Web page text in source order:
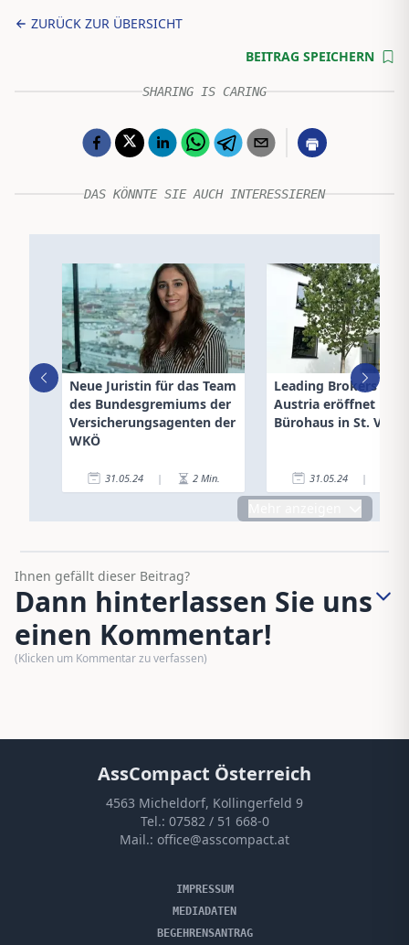
ZURÜCK ZUR ÜBERSICHT
BEITRAG SPEICHERN
SHARING IS CARING
DAS KÖNNTE SIE AUCH INTERESSIEREN
Neue Juristin für das Team
des Bundesgremiums der
Versicherungsagenten der
WKÖ
31.05.24 | 2 Min.
Leading Brokers
Austria eröffnet
Bürohaus in St.
31.05.24 |
Ihnen gefällt dieser Beitrag?
Dann hinterlassen Sie uns
einen Kommentar!
(Klicken um Kommentar zu verfassen)
AssCompact Österreich
4563 Micheldorf, Kollingerfeld 9
Tel.: 07582 / 51 668-0
Mail.: office@asscompact.at
IMPRESSUM
MEDIADATEN
BEGEHRENSANTRAG